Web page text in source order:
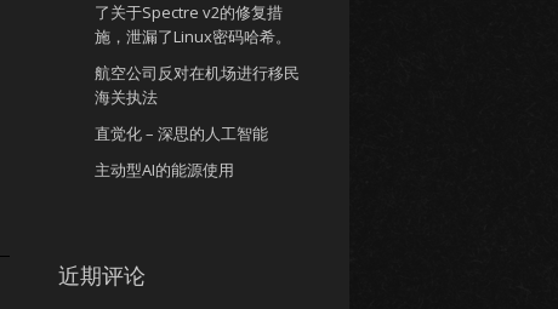
了关于Spectre v2的修复措
施，泄漏了Linux密码哈希。
航空公司反对在机场进行移民
海关执法
直觉化 – 深思的人工智能
主动型AI的能源使用
近期评论